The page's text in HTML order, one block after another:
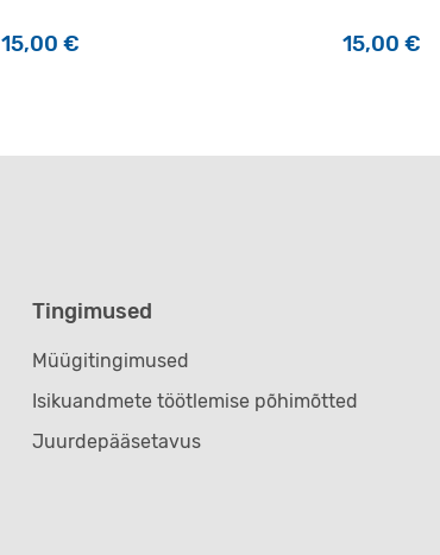
15,00 € 15,00 €
Tingimused
Müügitingimused
Isikuandmete töötlemise põhimõtted
Juurdepääsetavus